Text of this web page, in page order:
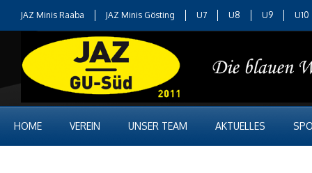
JAZ Minis Raaba JAZ Minis Gösting U7 U8 U9 U10
HOME VEREIN UNSER TEAM AKTUELLES